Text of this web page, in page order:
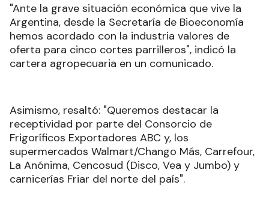
"Ante la grave situación económica que vive la
Argentina, desde la Secretaría de Bioeconomía
hemos acordado con la industria valores de
oferta para cinco cortes parrilleros", indicó la
cartera agropecuaria en un comunicado.
Asimismo, resaltó: "Queremos destacar la
receptividad por parte del Consorcio de
Frigoríficos Exportadores ABC y, los
supermercados Walmart/Chango Más, Carrefour,
La Anónima, Cencosud (Disco, Vea y Jumbo) y
carnicerías Friar del norte del país".